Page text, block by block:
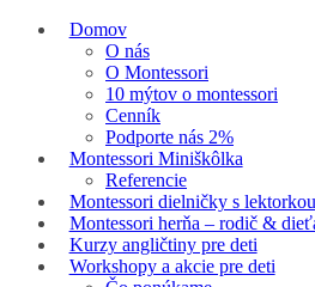
Domov
O nás
O Montessori
10 mýtov o montessori
Cenník
Podporte nás 2%
Montessori Miniškôlka
Referencie
Montessori dielničky s lektorkou
Montessori herňa – rodič &
Kurzy angličtiny pre deti
Workshopy a akcie pre deti